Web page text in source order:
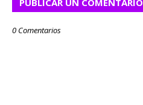
0 Comentarios